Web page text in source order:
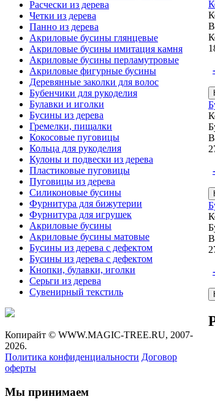
В
-
В
-
В
-
Расчески из дерева
Четки из дерева
Панно из дерева
Акриловые бусины глянцевые
Акриловые бусины имитация камня
Акриловые бусины перламутровые
Акриловые фигурные бусины
Деревянные заколки для волос
Бубенчики для рукоделия
Булавки и иголки
Бусины из дерева
Гремелки, пищалки
Кокосовые пуговицы
Кольца для рукоделия
Кулоны и подвески из дерева
Пластиковые пуговицы
Пуговицы из дерева
Силиконовые бусины
Фурнитура для бижутерии
Фурнитура для игрушек
Акриловые бусины
Акриловые бусины матовые
Бусины из дерева с дефектом
Бусины из дерева с дефектом
Кнопки, булавки, иголки
Серьги из дерева
Сувенирный текстиль
Копирайт © WWW.MAGIC-TREE.RU, 2007-
2026.
Политика конфиденциальности Договор
оферты
Мы принимаем